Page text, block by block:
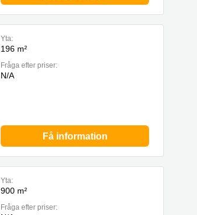
Yta:
196 m²
Fråga efter priser:
N/A
Få information
Yta:
900 m²
Fråga efter priser: